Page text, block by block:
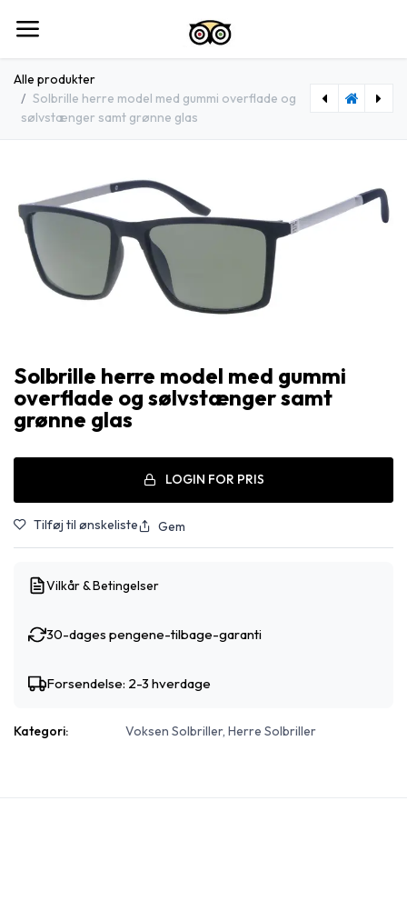
Alle produkter
Solbrille herre model med gummi overflade og
sølvstænger samt grønne glas
Solbrille herre model med gummi
overflade og sølvstænger samt
grønne glas
LOGIN FOR PRIS
Tilføj til ønskeliste Gem
Vilkår & Betingelser
30-dages pengene-tilbage-garanti
Forsendelse: 2-3 hverdage
Kategori: Voksen Solbriller, Herre Solbriller